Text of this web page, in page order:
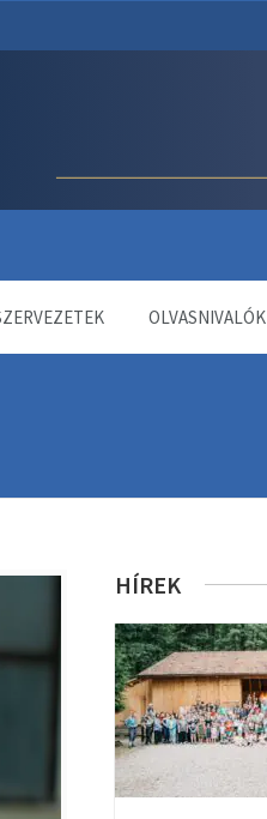
OLVASNIVALÓK
HÍREK